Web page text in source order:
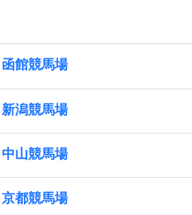
函館競馬場
新潟競馬場
中山競馬場
京都競馬場